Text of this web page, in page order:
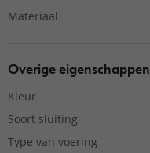
Materiaal
Overige eigenschappen
Kleur
Soort sluiting
Type van voering